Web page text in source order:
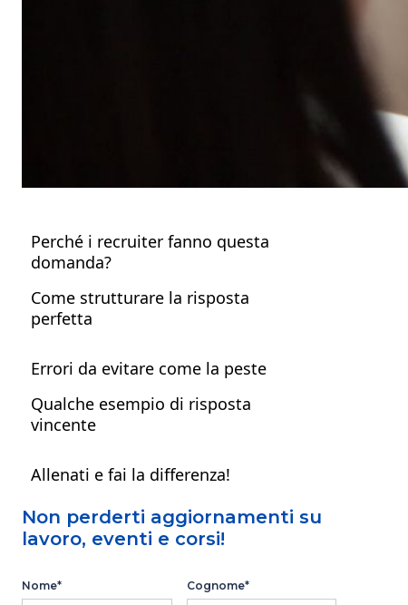
Perché i recruiter fanno questa
domanda?
Come strutturare la risposta
perfetta
1. Parti dal presente
2. Racconta brevemente il tuo
percorso
Errori da evitare come la peste
Qualche esempio di risposta
vincente
💡 Esempio per un neolaureato in
economia
💡 Esempio per un profilo creativo
Allenati e fai la differenza!
Non perderti aggiornamenti su
lavoro, eventi e corsi!
Nome* Cognome*